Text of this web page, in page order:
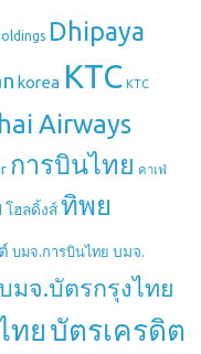
Dhipaya
korea KTC KTC
Airways
การบินไทย คาเฟ่
โฮลดิ้งส์ ทิพย
บมจ.การบินไทย บมจ.
บมจ.บัตรกรุงไทย
ทย บัตรเครดิต